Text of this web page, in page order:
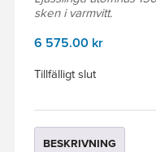
sken i varmvitt.
6 575.00 kr
Tillfälligt slut
BESKRIVNING